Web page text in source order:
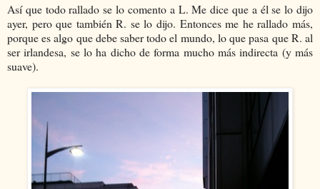
Así que todo rallado se lo comento a L. Me dice que a él se lo dijo
ayer, pero que también R. se lo dijo. Entonces me he rallado más,
porque es algo que debe saber todo el mundo, lo que pasa que R. al
ser irlandesa, se lo ha dicho de forma mucho más indirecta (y más
suave).